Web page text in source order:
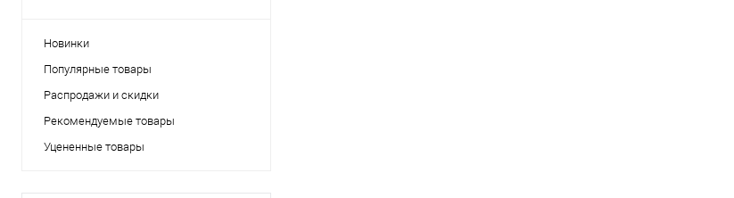
Новинки
Популярные товары
Распродажи и скидки
Рекомендуемые товары
Уцененные товары